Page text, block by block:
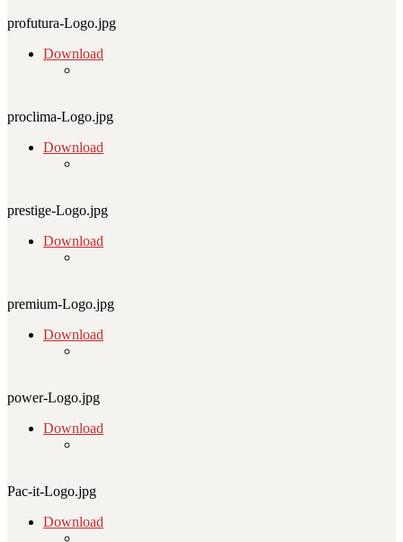
profutura-Logo.jpg
Download
proclima-Logo.jpg
Download
prestige-Logo.jpg
Download
premium-Logo.jpg
Download
power-Logo.jpg
Download
Pac-it-Logo.jpg
Download